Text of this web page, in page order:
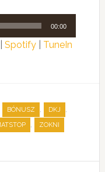
00:00
Spotify| TuneIn
BÓNUSZ , DKJ ,
, ZOKNI